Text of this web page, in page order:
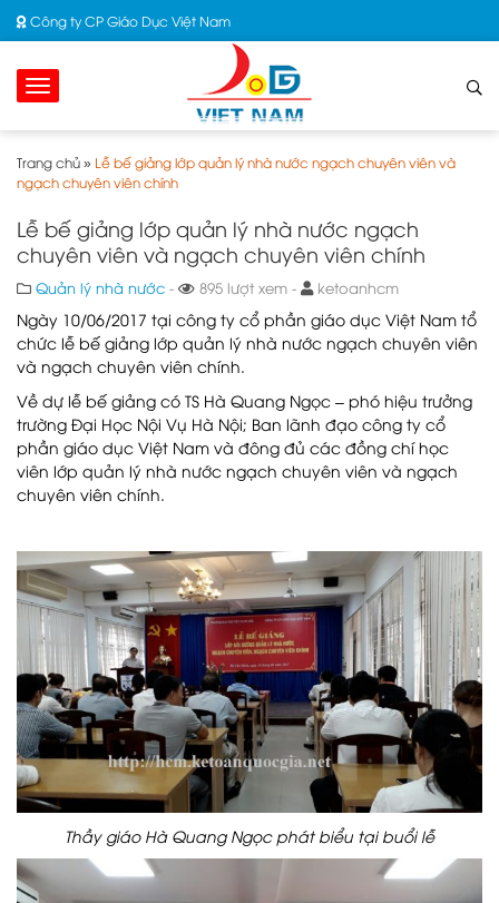
Công ty CP Giáo Dục Việt Nam
Trang chủ» Lễ bế giảng lớp quản lý nhà nước ngạch chuyên viên và
ngạch chuyên viên chính
Lễ bế giảng lớp quản lý nhà nước ngạch
chuyên viên và ngạch chuyên viên chính
Quản lý nhà nước - 895 lượt xem - ketoanhcm
Ngày 10/06/2017 tại công ty cổ phần giáo dục Việt Nam tổ
chức lễ bế giảng lớp quản lý nhà nước ngạch chuyên viên
và ngạch chuyên viên chính.
Về dự lễ bế giảng có TS Hà Quang Ngọc – phó hiệu trưởng
trường Đại Học Nội Vụ Hà Nội; Ban lãnh đạo công ty cổ
phần giáo dục Việt Nam và đông đủ các đồng chí học
viên lớp quản lý nhà nước ngạch chuyên viên và ngạch
chuyên viên chính.
Thầy giáo Hà Quang Ngọc phát biểu tại buổi lễ